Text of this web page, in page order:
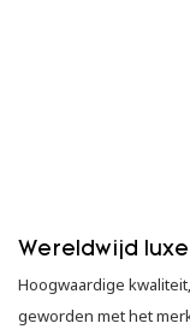
Wereldwijd
Hoogwaardige
geworden met het